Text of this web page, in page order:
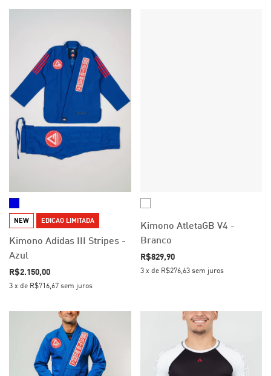
NEW EDICAO LIMITADA
Kimono Adidas III Stripes -
Azul
R$2.150,00
3 x de R$716,67 sem juros
Kimono AtletaGB V4 -
Branco
R$829,90
3 x de R$276,63 sem juros